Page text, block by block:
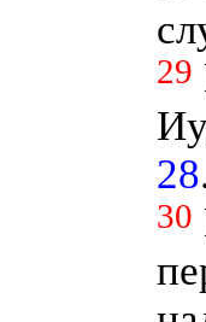
29
28
30